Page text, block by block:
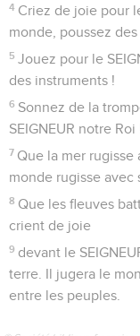
4 Criez de joie pour
monde, poussez
5 Jouez pour le
des instruments !
6 Sonnez de la
SEIGNEUR notre Roi
7 Que la mer
monde rugisse avec
8 Que les fleuves
crient de joie
9 devant le
terre. Il jugera le
entre les peuples.